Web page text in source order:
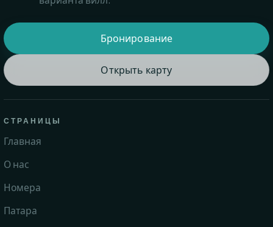
Бронирование
Открыть карту
СТРАНИЦЫ
Главная
О нас
Номера
Патара